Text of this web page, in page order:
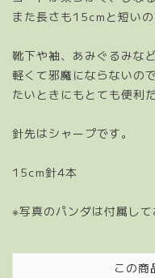
また長さも15cmと短い
靴下や袖、あみぐるみな
軽くて邪魔にならないの
たいときにもとても便利
針先はシャープです。
15cm針4本
※写真のパンダは付属して
この商